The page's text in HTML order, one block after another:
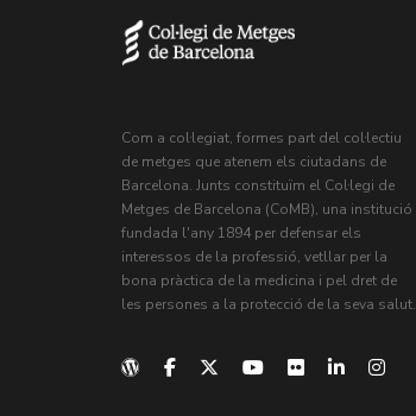
Com a col·legiat, formes part del col·lectiu
de metges que atenem els ciutadans de
Barcelona. Junts constituïm el Col·legi de
Metges de Barcelona (CoMB), una institució
fundada l'any 1894 per defensar els
interessos de la professió, vetllar per la
bona pràctica de la medicina i pel dret de
les persones a la protecció de la seva salut.